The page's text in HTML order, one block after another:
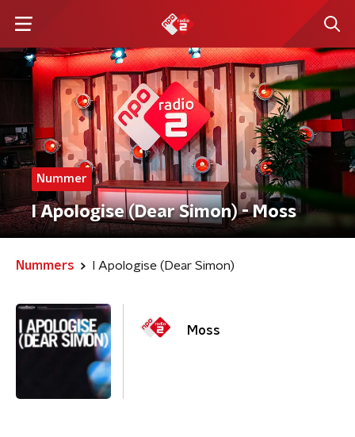
Nummer
I Apologise (Dear Simon) - Moss
Nummers I Apologise (Dear Simon)
Moss